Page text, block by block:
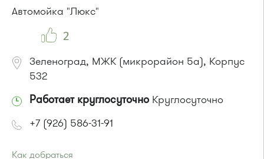
Автомойка "Люкс"
2
Зеленоград, МЖК (микрорайон 5а), Корпус
532
Работает круглосуточно Круглосуточно
+7 (926) 586-31-91
Как добраться